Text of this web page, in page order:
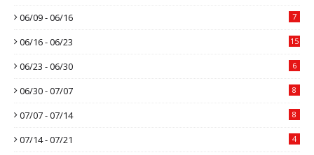
06/09 - 06/16 7
06/16 - 06/23 15
06/23 - 06/30 6
06/30 - 07/07 8
07/07 - 07/14 8
07/14 - 07/21 4